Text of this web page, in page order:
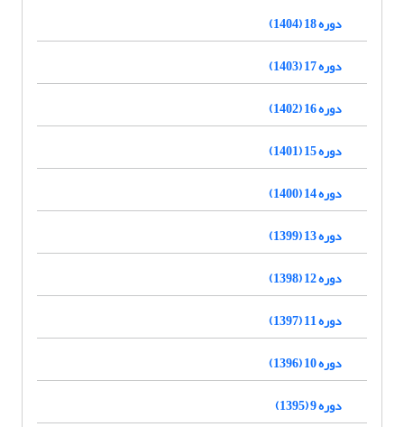
دوره 18 (1404)
دوره 17 (1403)
دوره 16 (1402)
دوره 15 (1401)
دوره 14 (1400)
دوره 13 (1399)
دوره 12 (1398)
دوره 11 (1397)
دوره 10 (1396)
دوره 9 (1395)